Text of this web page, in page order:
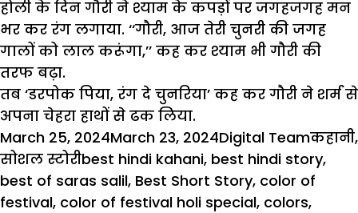
होली के दिन गौरी ने श्याम के कपड़ों पर जगहजगह मन
भर कर रंग लगाया. ‘‘गौरी, आज तेरी चुनरी की जगह
गालों को लाल करूंगा,’’ कह कर श्याम भी गौरी की
तरफ बढ़ा.
तब ‘डरपोक पिया, रंग दे चुनरिया’ कह कर गौरी ने शर्म से
अपना चेहरा हाथों से ढक लिया.
Posted
on
March 25, 2024March 23, 2024Author
Digital Teamकहानी,
सोशल स्टोरीTags
best hindi kahani, best hindi story,
best of saras salil, Best Short Story, color of
festival, color of festival holi special, colors,